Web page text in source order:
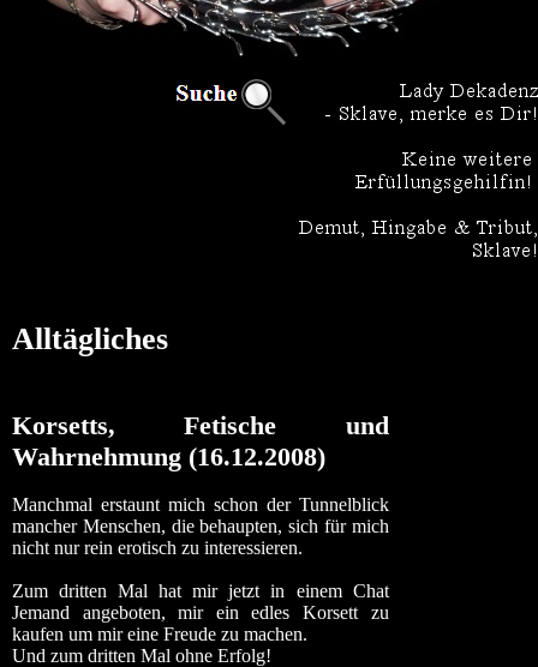
Alltägliches
Korsetts, Fetische und
Wahrnehmung (16.12.2008)
Manchmal erstaunt mich schon der Tunnelblick
mancher Menschen, die behaupten, sich für mich
nicht nur rein erotisch zu interessieren.
Zum dritten Mal hat mir jetzt in einem Chat
Jemand angeboten, mir einedles Korsett zu
kaufen um mir eine Freude zu machen.
Und zum dritten Mal ohne Erfolg!